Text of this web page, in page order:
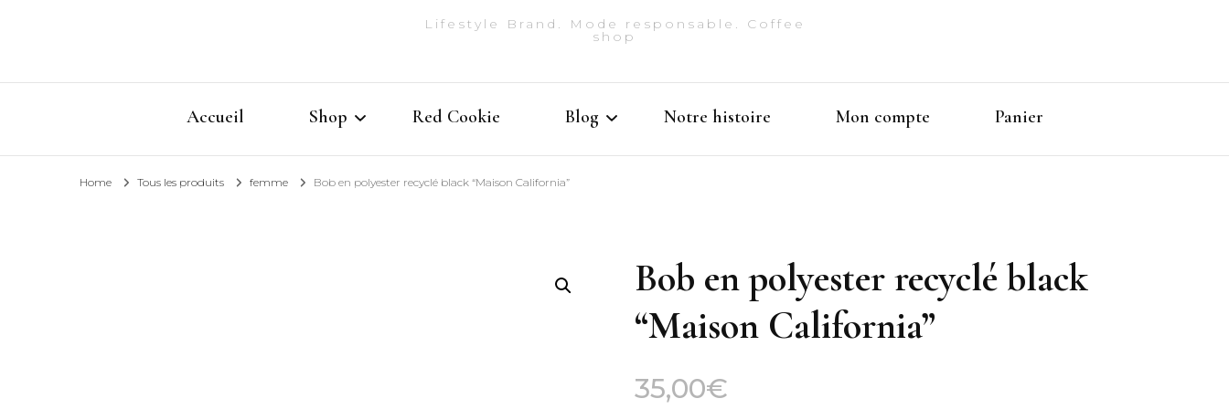
Lifestyle Brand. Mode responsable. Coffee
shop
Accueil Shop Red Cookie Blog Notre histoire Mon compte Panier
Home Tous les produits femme Bob en polyester recyclé black “Maison California”
Bob en polyester recyclé black
“Maison California”
35,00€